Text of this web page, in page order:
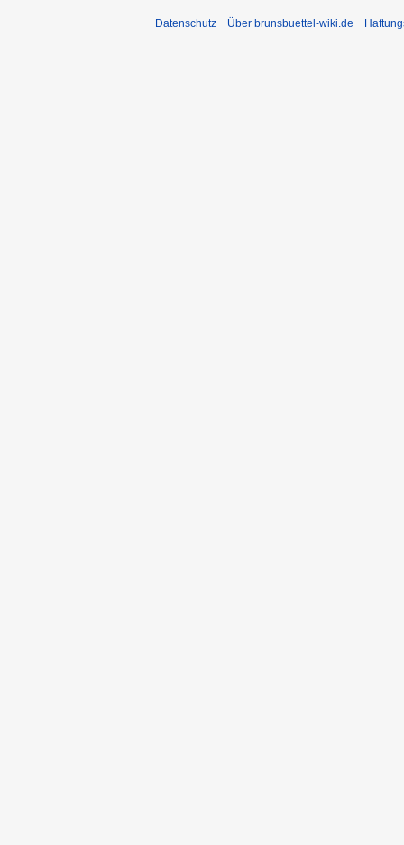
Datenschutz Über brunsbuettel-wiki.de